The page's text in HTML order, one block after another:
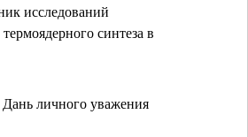
исследований
синтеза в
личного уважения